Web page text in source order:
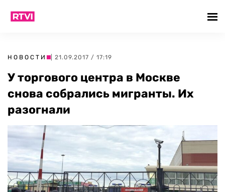
НОВОСТИ | 21.09.2017 / 17:19
У торгового центра в Москве
снова собрались мигранты. Их
разогнали